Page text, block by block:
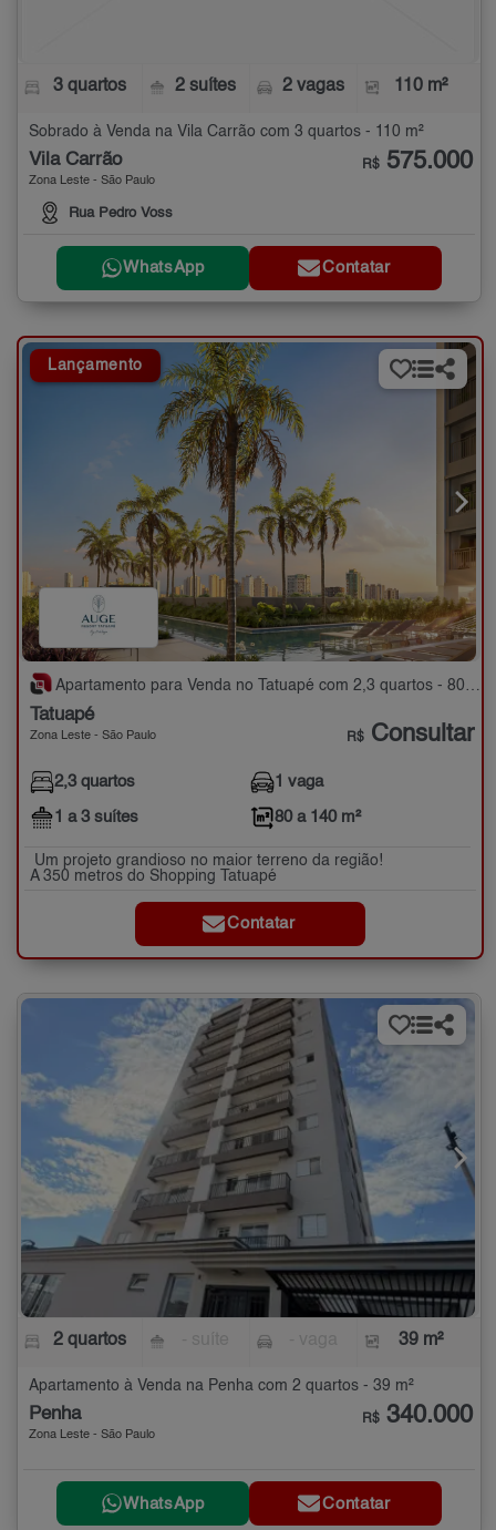
3 quartos 2 suítes 2 vagas 110 m²
Sobrado à Venda na Vila Carrão com 3 quartos - 110 m²
Vila Carrão
Zona Leste - São Paulo
Rua Pedro Voss
R$ 575.000
WhatsApp Contatar
Lançamento
Apartamento para Venda no Tatuapé com 2,3 quartos - 80 a 140 m²
Tatuapé
Zona Leste - São Paulo R$ Consultar
2,3 quartos
1 a 3 suítes
1 vaga
80 a 140 m²
Um projeto grandioso no maior terreno da região!
A 350 metros do Shopping Tatuapé
Contatar
2 quartos 39 m²
Apartamento à Venda na Penha com 2 quartos - 39 m²
Penha
Zona Leste - São Paulo
R$ 340.000
WhatsApp Contatar